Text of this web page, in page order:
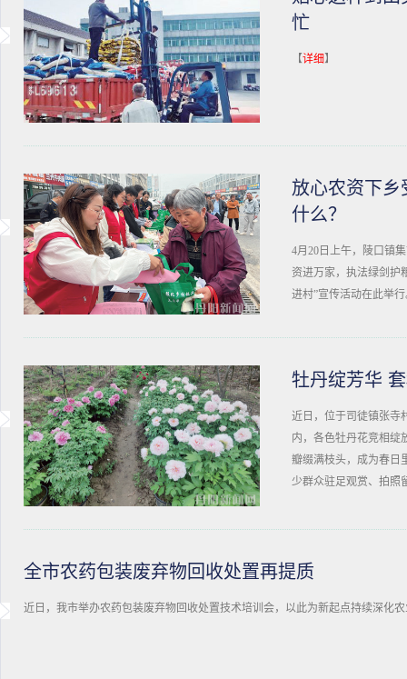
忙
【详细】
放心农资下乡
什么？
4月20日上午，陵口镇
资进万家，执法绿剑护
进村”宣传活动在此举
牡丹绽芳华
近日，位于司徒镇张寺
内，各色牡丹花竞相绽
瓣缀满枝头，成为春日
少群众驻足观赏、拍照
全市农药包装废弃物回收处置再提质
近日，我市举办农药包装废弃物回收处置技术培训会，以此为新起点持续深化